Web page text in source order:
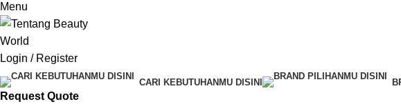
Menu
Login / Register
CARI KEBUTUHANMU DISINI
Request Quote